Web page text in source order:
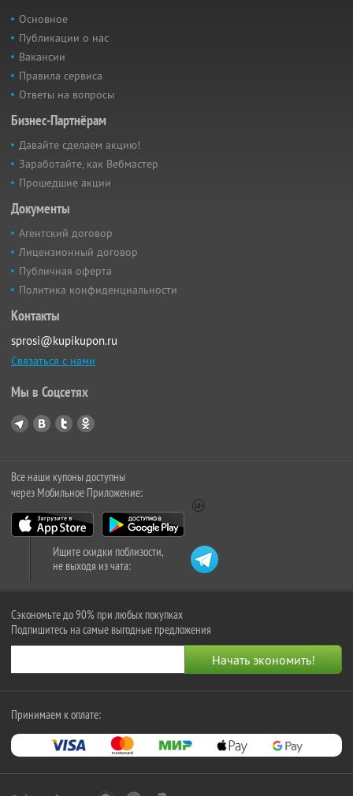
Основное
Публикации о нас
Вакансии
Правила сервиса
Ответы на вопросы
Бизнес-Партнёрам
Давайте сделаем акцию!
Заработайте, как Вебмастер
Прошедшие акции
Документы
Агентский договор
Лицензионный договор
Публичная оферта
Политика конфиденциальности
Контакты
sprosi@kupikupon.ru
Связаться с нами
Мы в Соцсетях
Все наши купоны доступны
через Мобильное Приложение:
Ищите скидки поблизости,
не выходя из чата:
Сэкономьте до 90% при любых покупках
Подпишитесь на самые выгодные предложения
Принимаем к оплате: